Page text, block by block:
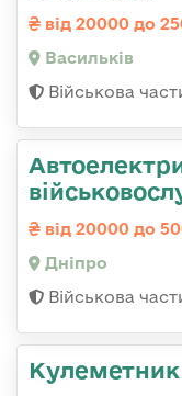
від 20000 до
Васильків
Військова
від 20000 до
Дніпро
Військова